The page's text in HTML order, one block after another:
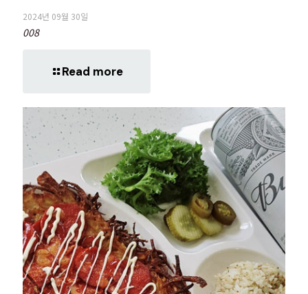
2024년 09월 30일
008
Read more